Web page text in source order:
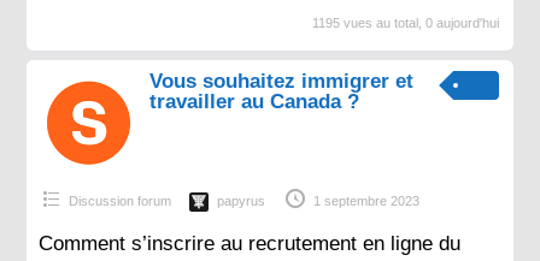
1195 vues au total, 0 aujourd'hui
Vous souhaitez immigrer et
travailler au Canada ?
Discussion forum papyrus 1 septembre 2023
Comment s’inscrire au recrutement en ligne du